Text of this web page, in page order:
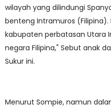
wilayah yang dilindungi
benteng Intramuros
kabupaten perbatasan Utara
negara Filipina," Sebut anak
Sukur ini.
Menurut Sompie, namun